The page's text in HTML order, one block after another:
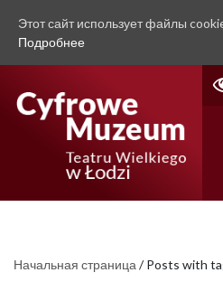
Начальная страница / Posts with
Этот сайт использует файлы
Подробнее